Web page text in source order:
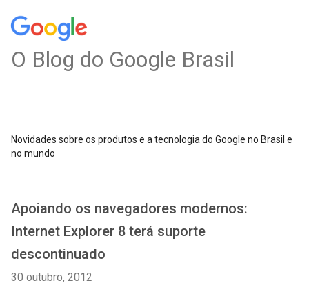
O Blog do Google Brasil
Novidades sobre os produtos e a tecnologia do Google no Brasil e
no mundo
Apoiando os navegadores modernos:
Internet Explorer 8 terá suporte
descontinuado
30 outubro, 2012